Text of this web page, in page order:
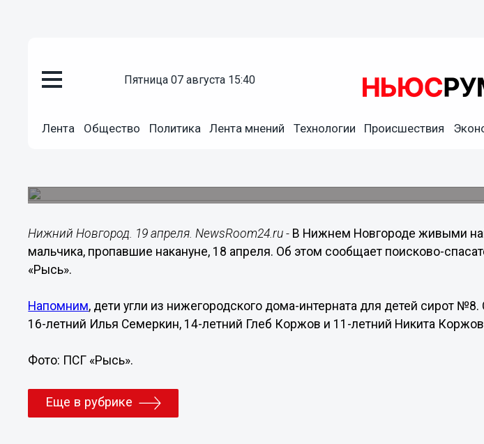
пятница 07 августа 15:40
Лента Общество Политика Лента мнений Технологии Происшествия
19.04.202010:18
Нижний Новгород. 19 апреля. NewsRoom24.ru - В Нижнем Новгороде живыми
мальчика, пропавшие накануне, 18 апреля. Об этом сообщает поисково-
«Рысь».
Напомним, дети угли из нижегородского дома-интерната для детей сирот
16-летний Илья Семеркин, 14-летний Глеб Коржов и 11-летний Никита
Фото: ПСГ «Рысь».
Еще в рубрике